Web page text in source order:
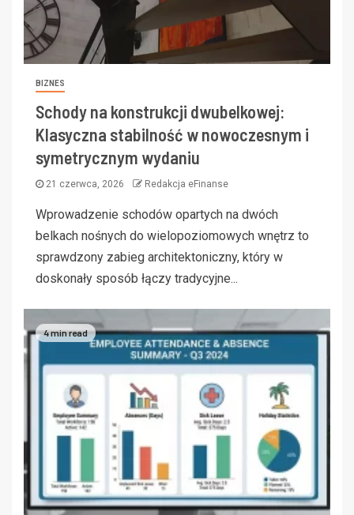
BIZNES
Schody na konstrukcji dwubelkowej:
Klasyczna stabilność w nowoczesnym i
symetrycznym wydaniu
21 czerwca, 2026 Redakcja eFinanse
Wprowadzenie schodów opartych na dwóch
belkach nośnych do wielopoziomowych wnętrz to
sprawdzony zabieg architektoniczny, który w
doskonały sposób łączy tradycyjne...
4 min read